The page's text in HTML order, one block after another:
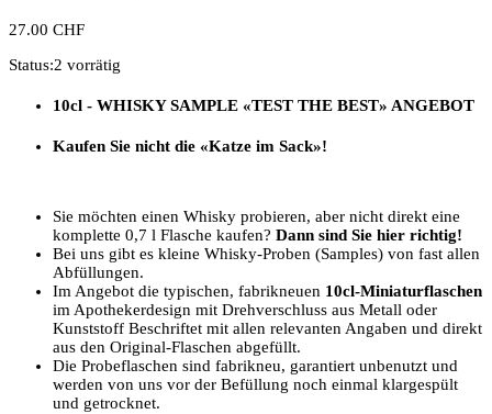
27.00 CHF
Status:2 vorrätig
10cl - WHISKY SAMPLE «TEST THE BEST» ANGEBOT
Kaufen Sie nicht die «Katze im Sack»!
Sie möchten einen Whisky probieren, aber nicht direkt eine
komplette 0,7 l Flasche kaufen? Dann sind Sie hier richtig!
Bei uns gibt es kleine Whisky-Proben (Samples) von fast allen
Abfüllungen.
Im Angebot die typischen, fabrikneuen 10cl-Miniaturflaschen
im Apothekerdesign mit Drehverschluss aus Metall oder
Kunststoff Beschriftet mit allen relevanten Angaben und direkt
aus den Original-Flaschen abgefüllt.
Die Probeflaschen sind fabrikneu, garantiert unbenutzt und
werden von uns vor der Befüllung noch einmal klargespült
und getrocknet.